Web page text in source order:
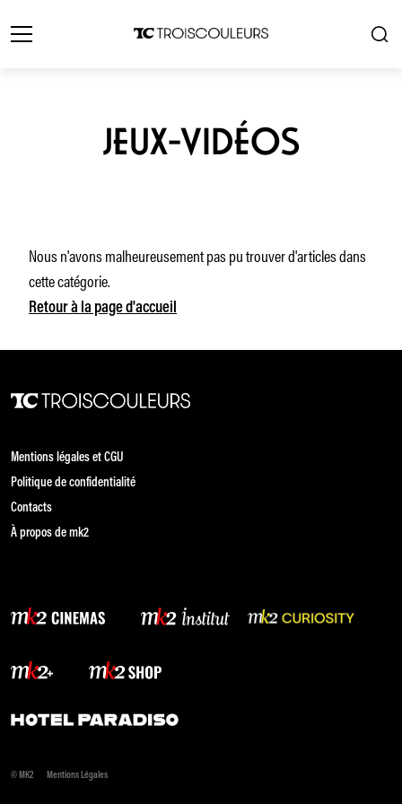
JEUX-VIDÉOS
Nous n'avons malheureusement pas pu trouver d'articles dans
cette catégorie.
Retour à la page d'accueil
Mentions légales et CGU
Politique de confidentialité
Contacts
À propos de mk2
© MK2 Mentions Légales